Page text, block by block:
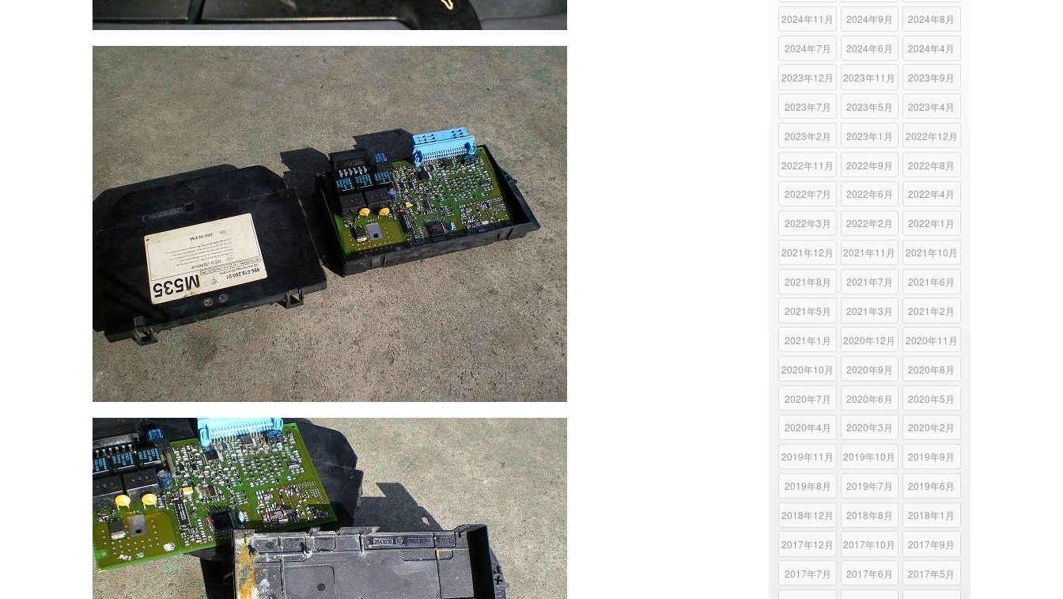
2024年11月 2024年9月 2024年8月
2024年7月 2024年6月 2024年4月
2023年12月 2023年11月 2023年9月
2023年7月 2023年5月 2023年4月
2023年2月 2023年1月 2022年12月
2022年11月 2022年9月 2022年8月
2022年7月 2022年6月 2022年4月
2022年3月 2022年2月 2022年1月
2021年12月 2021年11月 2021年10月
2021年8月 2021年7月 2021年6月
2021年5月 2021年3月 2021年2月
2021年1月 2020年12月 2020年11月
2020年10月 2020年9月 2020年8月
2020年7月 2020年6月 2020年5月
2020年4月 2020年3月 2020年2月
2019年11月 2019年10月 2019年9月
2019年8月 2019年7月 2019年6月
2018年12月 2018年8月 2018年1月
2017年12月 2017年10月 2017年9月
2017年7月 2017年6月 2017年5月